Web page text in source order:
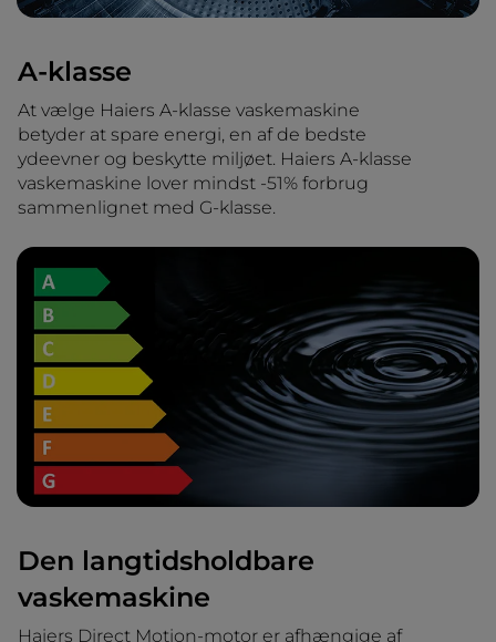
A-klasse
At vælge Haiers A-klasse vaskemaskine
betyder at spare energi, en af de bedste
ydeevner og beskytte miljøet. Haiers A-klasse
vaskemaskine lover mindst -51% forbrug
sammenlignet med G-klasse.
Den langtidsholdbare
vaskemaskine
Haiers Direct Motion-motor er afhængige af